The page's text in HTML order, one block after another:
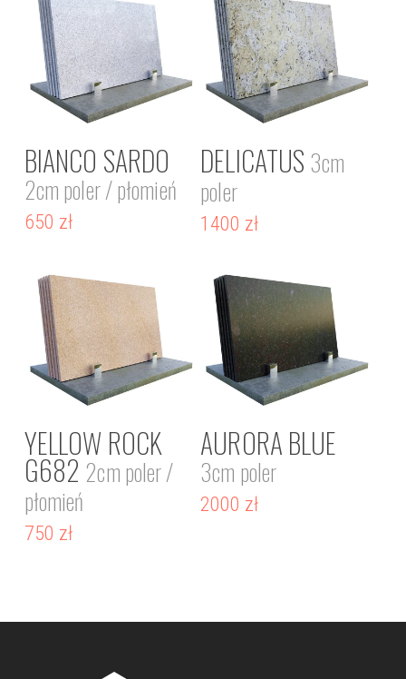
BIANCO SARDO
2cm poler / płomień
650 zł
DELICATUS 3cm
poler
1400 zł
YELLOW ROCK
G682 2cm poler /
płomień
750 zł
AURORA BLUE
3cm poler
2000 zł